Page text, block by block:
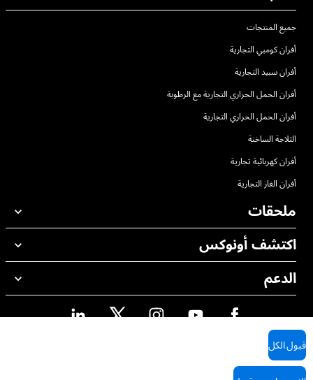
جميع المنتجات
أفران كومبي التجارية
أفران سبيد التجارية
أفران الحمل الحراري التجارية مع الرطوبة
أفران الحمل الحراري التجارية
الثلاجة الساخنة
أفران كهربائية تجارية
أفران الغاز التجارية
ملحقات
جميع الملحقات
منظفات الغسيل اليدوي
معالجة المياه باستخدام المرشحات
معالجة المياه بالتناضح العكسي
اكتشف أونوكس
مكاتبنا حول العالم
الدعم
محدد موقع الموزع
محدد موقع الصيانة
AI Content Disclaimer
قبول الكل